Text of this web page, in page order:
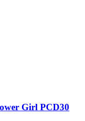
Girl PCD30